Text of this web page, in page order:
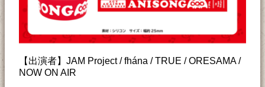
【出演者】JAM Project / fhána / TRUE / ORESAMA /
NOW ON AIR